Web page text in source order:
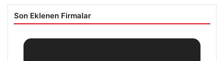
Son Eklenen Firmalar